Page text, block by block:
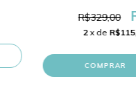
R$329,00
2 x de